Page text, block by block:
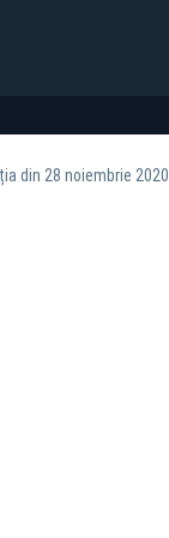
din 28 noiembrie 2020